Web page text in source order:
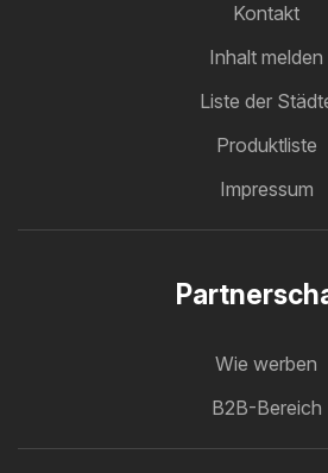
Kontakt
Inhalt melden
Liste der
Produktliste
Impressum
Wie werben
B2B-Bereich